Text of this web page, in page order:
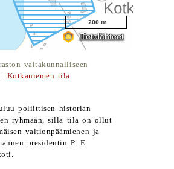
valtakunnalliseen
Kotkaniemen tila
poliittisen historian
ryhmään, sillä tila on ollut
valtionpäämiehen ja
presidentin P. E.